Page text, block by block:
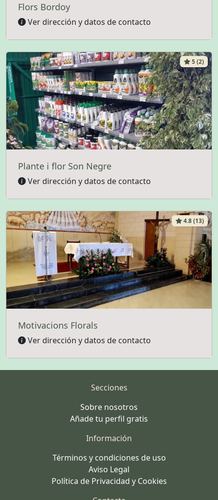
Flors Bordoy
Ver dirección y datos de contacto
5 (2)
Plante i flor Son Negre
Ver dirección y datos de contacto
4.8 (13)
Motivacions Florals
Ver dirección y datos de contacto
Secciones
Sobre nosotros
Añade tu perfil gratis
Información
Términos y condiciones de uso
Aviso Legal
Política de Privacidad y Cookies